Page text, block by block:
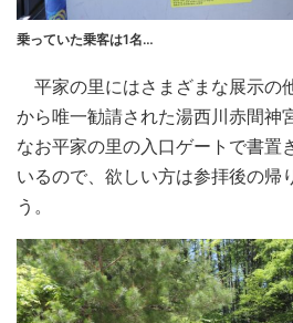
乗っていた乗客は1名…
平家の里にはさまざまな展示の
から唯一勧請された湯西川赤間神
なお平家の里の入口ゲートで書置
いるので、欲しい方は参拝後の帰
う。